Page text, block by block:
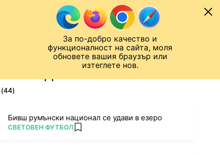
За по-добро качество и
функционалност на сайта, моля
обновете вашия браузър или
изтеглете нов.
Към съдържанието
Лига на Конференциите
(44)
Бивш румънски национал се удави в езеро
ПОВЕЧЕ ОТ
СВЕТОВЕН ФУТБОЛ add favorites